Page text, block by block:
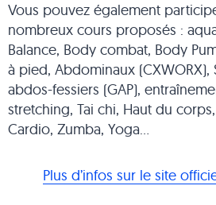
Vous pouvez également
nombreux cours proposés :
Balance, Body combat, Body
à pied, Abdominaux (CXWORX),
abdos-fessiers (GAP),
stretching, Tai chi, Haut du
Cardio, Zumba, Yoga…
Plus d’infos sur le site